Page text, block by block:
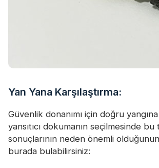
Yan Yana Karşılaştırma:
Güvenlik donanımı için doğru yangına
yansıtıcı dokumanın seçilmesinde bu
sonuçlarının neden önemli
burada bulabilirsiniz: